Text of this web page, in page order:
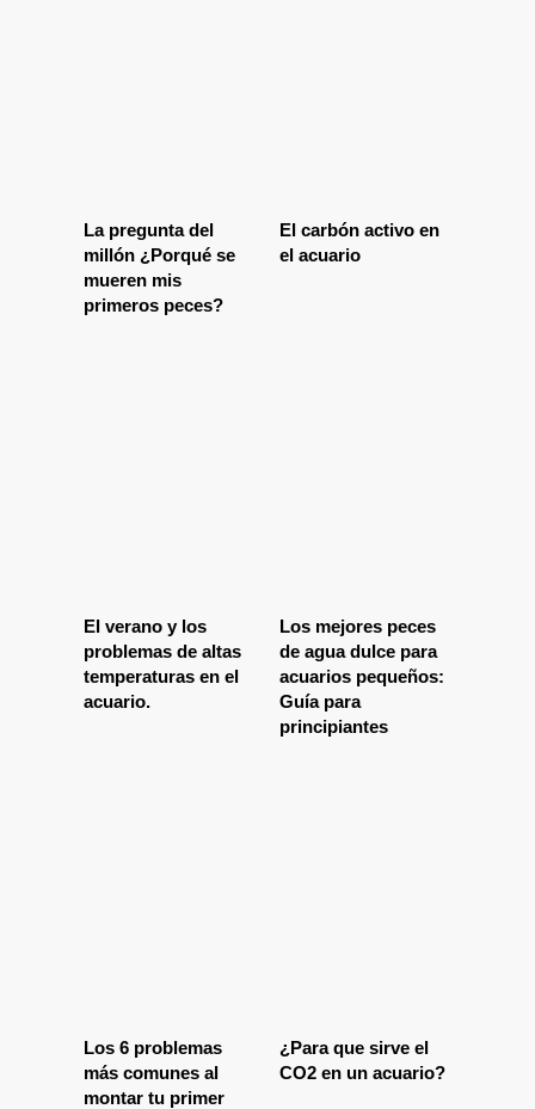
La pregunta del
millón ¿Porqué se
mueren mis
primeros peces?
El carbón activo en
el acuario
El verano y los
problemas de altas
temperaturas en el
acuario.
Los mejores peces
de agua dulce para
acuarios pequeños:
Guía para
principiantes
Los 6 problemas
más comunes al
montar tu primer
¿Para que sirve el
CO2 en un acuario?